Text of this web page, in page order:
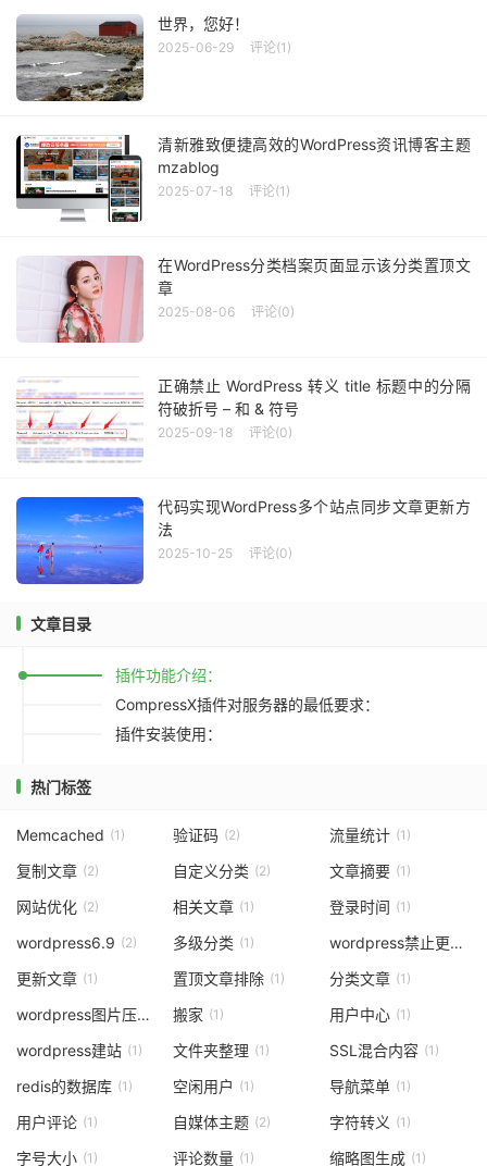
CompressX插件是国外开发者开发的WordPress插件，单
一的英文版，但整体英文比较简单，使用设置基本不受影
响，如果看不懂英文可以使用翻译工具翻译。
世界，您好！
2025-06-29 评论(1)
清新雅致便捷高效的WordPress资讯博客主题
mzablog
2025-07-18 评论(1)
在WordPress分类档案页面显示该分类置顶文
章
2025-08-06 评论(0)
正确禁止 WordPress 转义 title 标题中的分隔
符破折号 – 和 & 符号
2025-09-18 评论(0)
代码实现WordPress多个站点同步文章更新方
法
2025-10-25 评论(0)
文章目录
插件功能介绍：
CompressX插件对服务器的最低要求：
插件安装使用：
热门标签
Memcached (1) 验证码 (2) 流量统计 (1)
复制文章 (2) 自定义分类 (2) 文章摘要 (1)
网站优化 (2) 相关文章 (1) 登录时间 (1)
wordpress6.9 (2) 多级分类 (1) wordpress禁止更新
更新文章 (1) 置顶文章排除 (1) 分类文章 (1)
wordpress图片压缩 搬家 (1) 用户中心 (1)
wordpress建站 (1) 文件夹整理 (1) SSL混合内容 (1)
redis的数据库 (1) 空闲用户 (1) 导航菜单 (1)
用户评论 (1) 自媒体主题 (2) 字符转义 (1)
字号大小 (1) 评论数量 (1) 缩略图生成 (1)